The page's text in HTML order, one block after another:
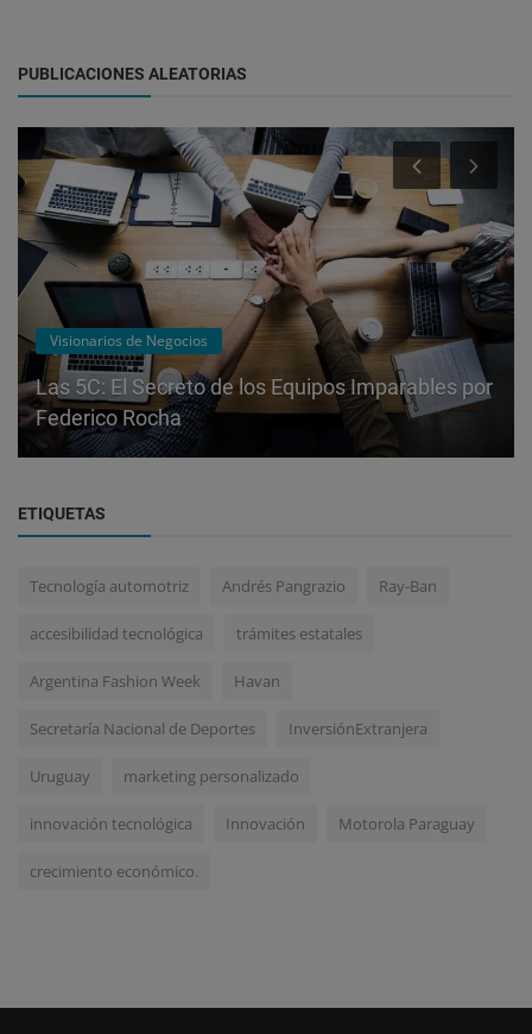
PUBLICACIONES ALEATORIAS
Visionarios de Negocios
Las 5C: El Secreto de los Equipos Imparables por
Federico Rocha
ETIQUETAS
Tecnología automotriz Andrés Pangrazio Ray-Ban
accesibilidad tecnológica trámites estatales
Argentina Fashion Week Havan
Secretaría Nacional de Deportes InversiónExtranjera
Uruguay marketing personalizado
innovación tecnológica Innovación Motorola Paraguay
crecimiento económico.